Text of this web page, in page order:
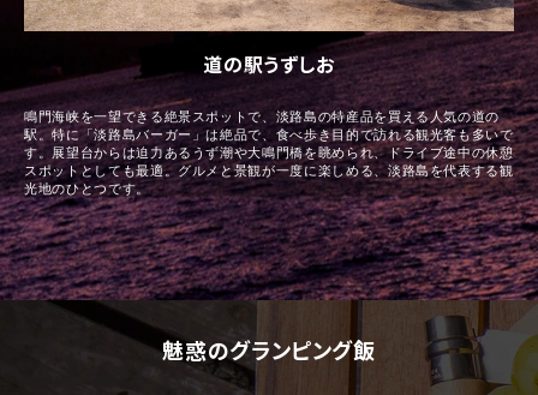
道の駅うずしお
鳴門海峡を一望できる絶景スポットで、淡路島の特産品を買える人気の道の
駅。特に「淡路島バーガー」は絶品で、食べ歩き目的で訪れる観光客も多いで
す。展望台からは迫力あるうず潮や大鳴門橋を眺められ、ドライブ途中の休憩
スポットとしても最適。グルメと景観が一度に楽しめる、淡路島を代表する観
光地のひとつです。
魅惑のグランピング飯